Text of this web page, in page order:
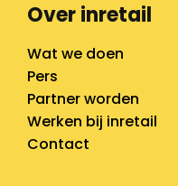
Over inretail
Wat we doen
Pers
Partner worden
Werken bij inretail
Contact